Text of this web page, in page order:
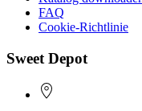
FAQ
Cookie-Richtlinie
Sweet Depot